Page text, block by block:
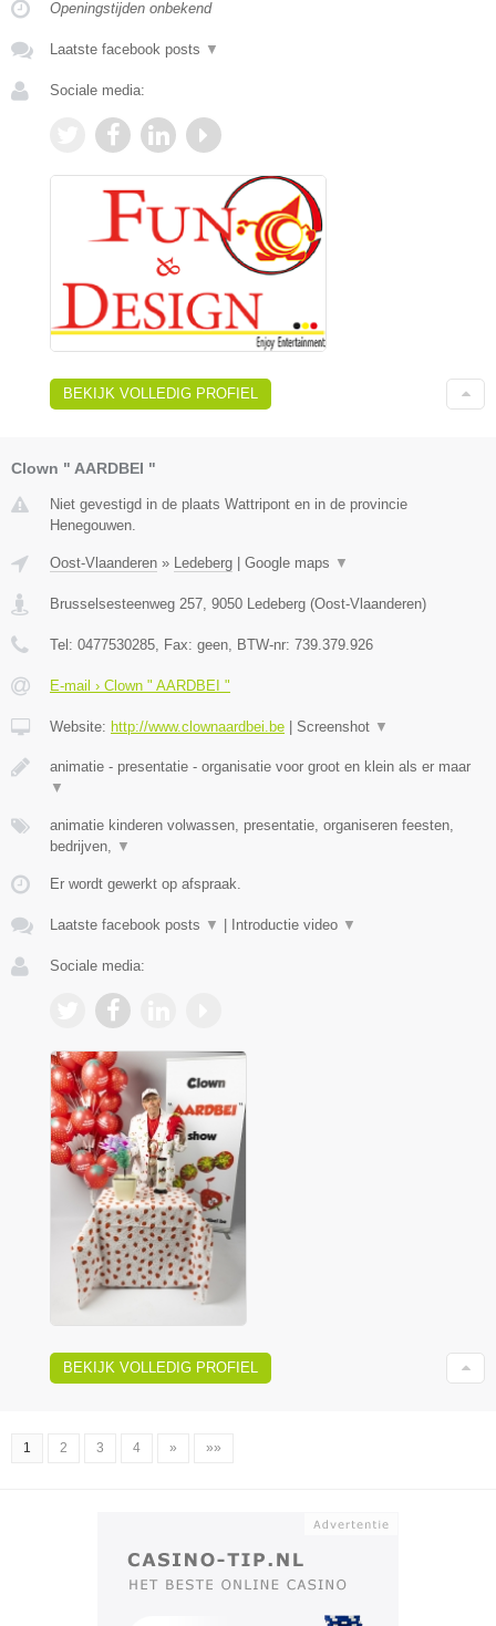
Openingstijden onbekend
Laatste facebook posts ▼
Sociale media:
BEKIJK VOLLEDIG PROFIEL
Clown " AARDBEI "
Niet gevestigd in de plaats Wattripont en in de provincie
Henegouwen.
Oost-Vlaanderen » Ledeberg Google maps ▼
Brusselsesteenweg 257, 9050 Ledeberg (Oost-Vlaanderen)
Tel: 0477530285, Fax: geen, BTW-nr: 739.379.926
E-mail › Clown " AARDBEI "
Website: http://www.clownaardbei.be Screenshot ▼
animatie - presentatie - organisatie voor groot en klein als er maar
▼
animatie kinderen volwassen, presentatie, organiseren feesten,
bedrijven, ▼
Er wordt gewerkt op afspraak.
Laatste facebook posts ▼ Introductie video ▼
Sociale media:
BEKIJK VOLLEDIG PROFIEL
1 2 3 4 » »»